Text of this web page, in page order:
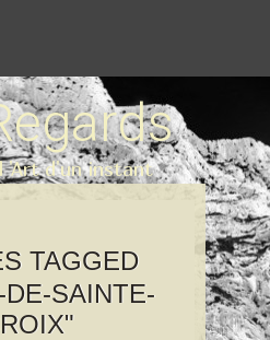
'Art d'un instant
TAGGED
SAINTE-